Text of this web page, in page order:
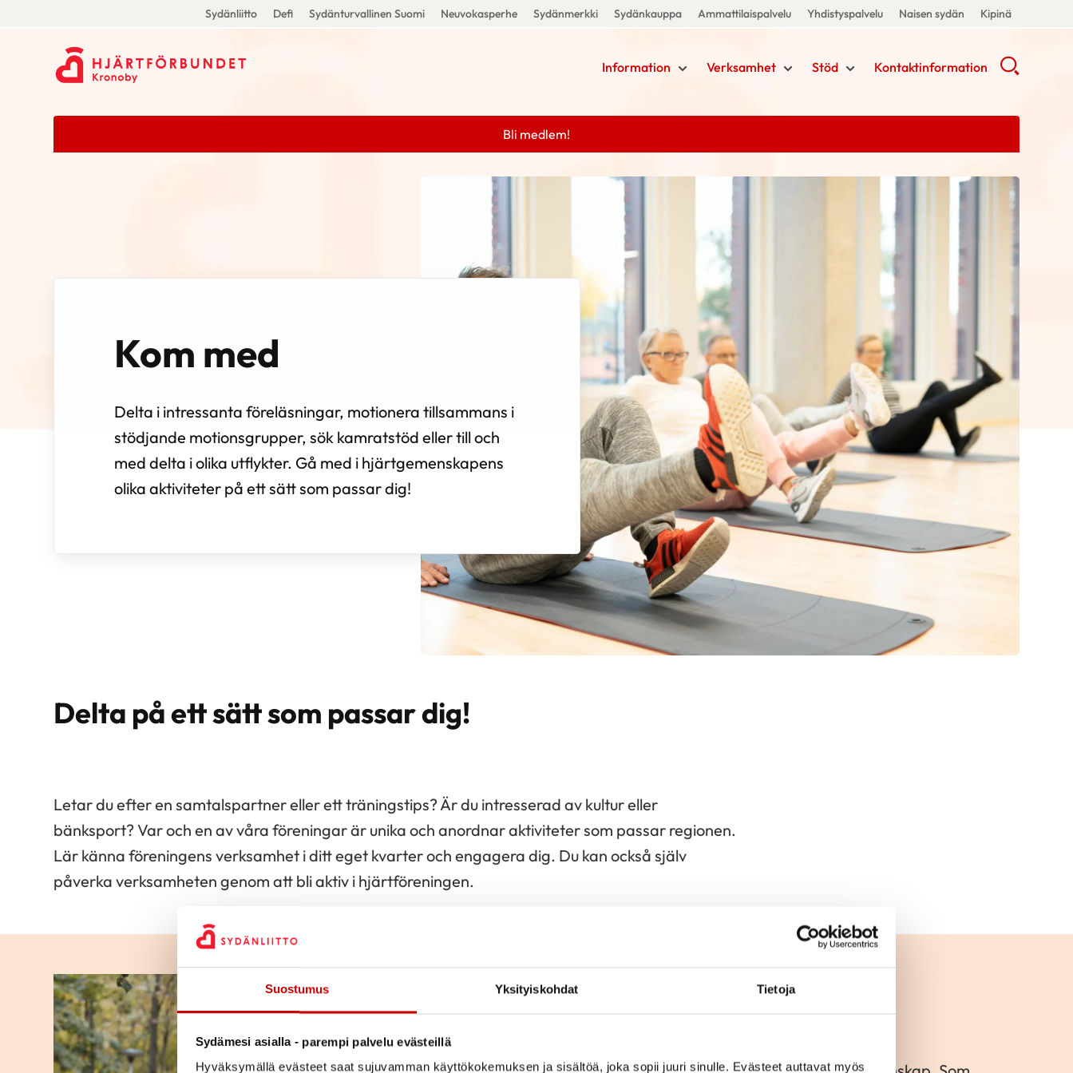
Suostumus Yksityiskohdat Tietoja
Sydämesi asialla - parempi palvelu evästeillä
Hyväksymällä evästeet saat sujuvamman käyttökokemuksen ja sisältöä, joka sopii juuri sinulle. Evästeet auttavat myös
Sydänliitto Defi Sydänturvallinen Suomi Neuvokasperhe Sydänmerkki Sydänkauppa Ammattilaispalvelu Yhdistyspalvelu Naisen sydän Kipinä
Information Verksamhet Stöd Kontaktinformation
Bli medlem!
Kom med
Delta i intressanta föreläsningar, motionera tillsammans i
stödjande motionsgrupper, sök kamratstöd eller till och
med delta i olika utflykter. Gå med i hjärtgemenskapens
olika aktiviteter på ett sätt som passar dig!
Delta på ett sätt som passar dig!
Letar du efter en samtalspartner eller ett träningstips? Är du intresserad av kultur eller
bänksport? Var och en av våra föreningar är unika och anordnar aktiviteter som passar regionen.
Lär känna föreningens verksamhet i ditt eget kvarter och engagera dig. Du kan också själv
påverka verksamheten genom att bli aktiv i hjärtföreningen.
Bli medlem